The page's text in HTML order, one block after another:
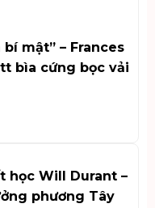
bí mật” – Frances
bìa cứng bọc vải
học Will Durant –
phương Tây